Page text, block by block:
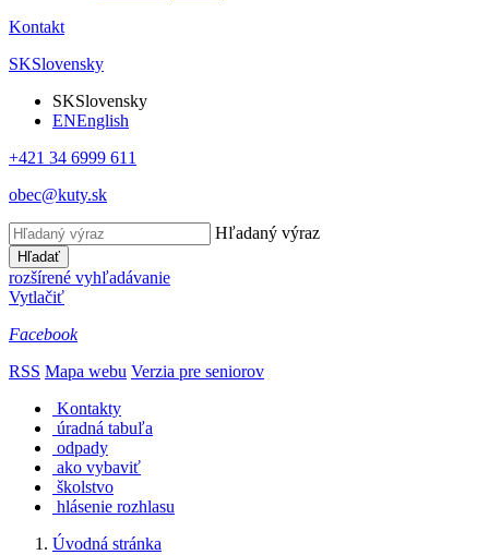
Kontakt
SKSlovensky
SKSlovensky
ENEnglish
+421 34 6999 611
obec@kuty.sk
Hľadaný výraz
Hľadať
rozšírené vyhľadávanie
Vytlačiť
Facebook
RSS Mapa webu Verzia pre seniorov
Kontakty
úradná tabuľa
odpady
ako vybaviť
školstvo
hlásenie rozhlasu
Úvodná stránka